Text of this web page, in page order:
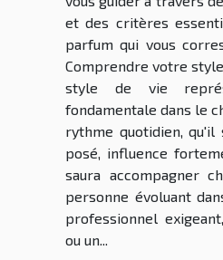
et des critères
parfum qui vous
Comprendre votre
style de vie
fondamentale dans le
rythme quotidien,
posé, influence
saura accompagner
personne évoluant
professionnel
ou un...